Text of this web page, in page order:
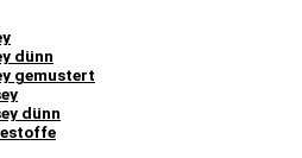
dünn
gemustert
dünn